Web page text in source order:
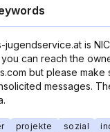
jugendservice.at is
can reach the
but please make
messages.
projekte sozial